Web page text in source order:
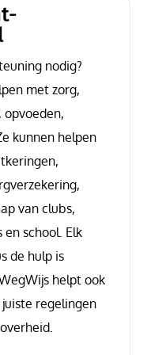
nodig?
met zorg,
opvoeden,
kunnen helpen
van clubs,
school. Elk
de hulp is
helpt ook
regelingen